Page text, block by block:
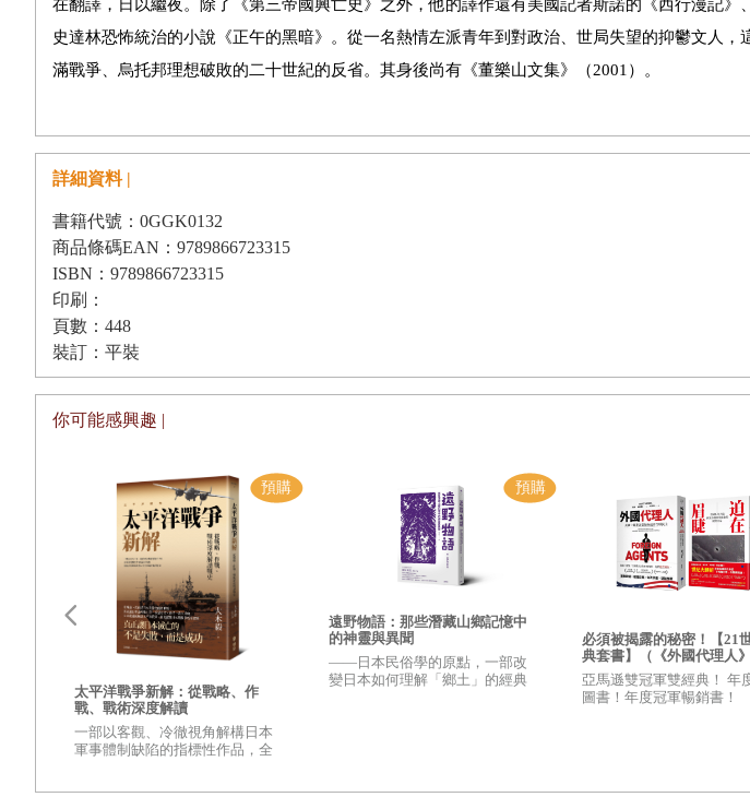
在翻譯，日以繼夜。除了《第三帝國興亡史》之外，他的譯作還有美國記者斯諾的《西行漫記》
史達林恐怖統治的小說《正午的黑暗》。從一名熱情左派青年到對政治、世局失望的抑鬱文人
滿戰爭、烏托邦理想破敗的二十世紀的反省。其身後尚有《董樂山文集》（2001）。
詳細資料 |
書籍代號：0GGK0132
商品條碼EAN：9789866723315
ISBN：9789866723315
印刷：
頁數：448
裝訂：平裝
你可能感興趣 |
太平洋戰爭新解：從戰略、作
戰、戰術深度解讀
一部以客觀、冷徹視角解構日本
軍事體制缺陷的指標性作品，全
遠野物語：那些潛藏山鄉記憶中
的神靈與異聞
——日本民俗學的原點，一部改
變日本如何理解「鄉土」的經典
必須被揭露的秘密！【21
典套書】（《外國代理人
《迫在眉睫》）
亞馬遜雙冠軍雙經典！ 年
圖書！年度冠軍暢銷書！